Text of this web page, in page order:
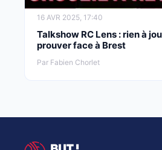
16 AVR 2025, 17:40
Talkshow RC Lens : rien à
prouver face à Brest
Par Fabien Chorlet